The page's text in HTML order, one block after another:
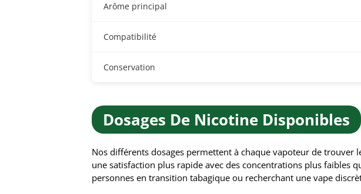
Arôme principal
Compatibilité
Conservation
Dosages De Nicotine Disponibles
Nos différents dosages permettent à chaque vapoteur de trouver
une satisfaction plus rapide avec des concentrations plus faibles
personnes en transition tabagique ou recherchant une vape